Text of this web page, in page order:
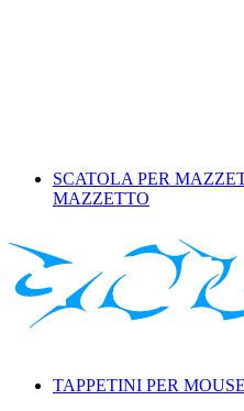
SCATOLA PER
MAZZETTO
TAPPETINI PER MOUSE